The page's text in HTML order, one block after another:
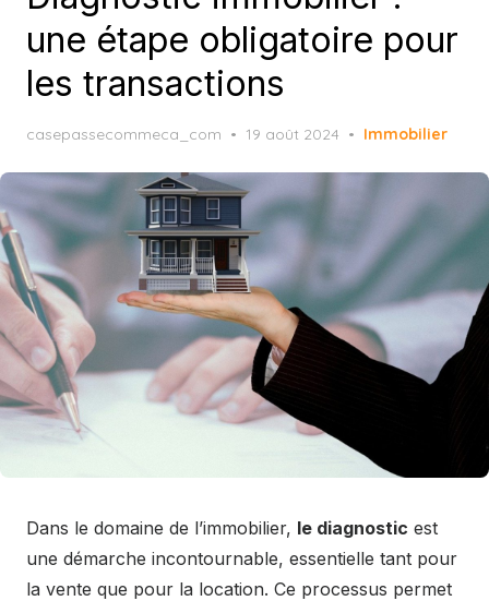
une étape obligatoire pour
les transactions
casepassecommeca_com
Posted
19 août 2024 Immobilier
Dans le domaine de l’immobilier, le diagnostic est
une démarche incontournable, essentielle tant pour
la vente que pour la location. Ce processus permet